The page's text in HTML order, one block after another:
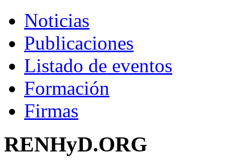
Noticias
Publicaciones
Listado de eventos
Formación
Firmas
RENHyD.ORG